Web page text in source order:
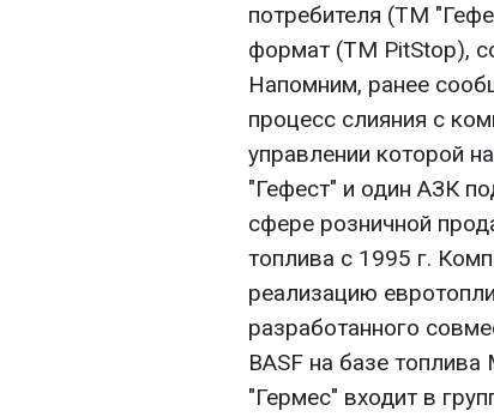
потребителя (ТМ
формат (ТМ PitStop),
Напомним, ранее
процесс слияния с
управлении которой
"Гефест" и один АЗК
сфере розничной
топлива с 1995 г.
реализацию
разработанного
BASF на базе
"Гермес" входит в